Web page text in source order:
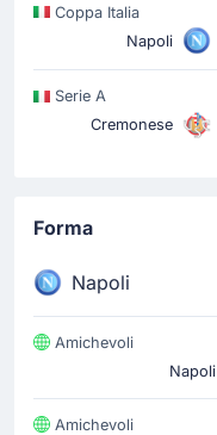
Coppa Italia
Napoli
Serie A
Cremonese
Forma
Napoli
Amichevoli
Napoli
Amichevoli